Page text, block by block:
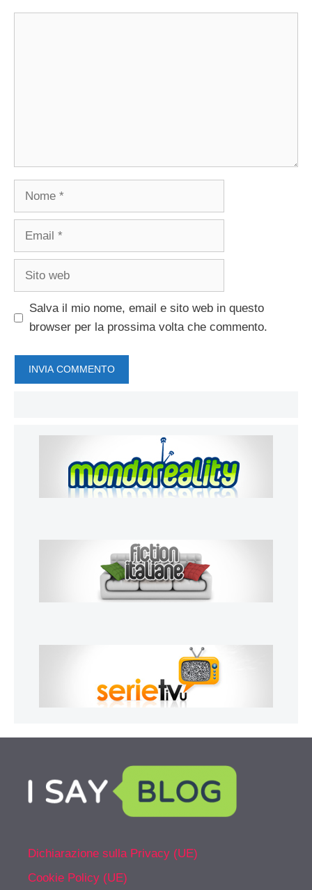
Nome
Email
Sito
Salva il mio nome, email e sito web in questo
browser per la prossima volta che commento.
Dichiarazione sulla Privacy (UE)
Cookie Policy (UE)